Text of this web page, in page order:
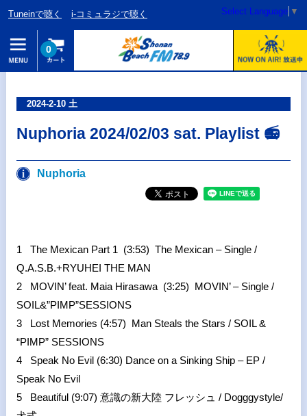
Tuneinで聴く i-コミュラジで聴く Select Language ▼
0
2024-2-10 土
Nuphoria 2024/02/03 sat. Playlist 📻
Nuphoria
1 The Mexican Part 1 (3:53) The Mexican – Single /
Q.A.S.B.+RYUHEI THE MAN
2 MOVIN’ feat. Maia Hirasawa (3:25) MOVIN’ – Single /
SOIL&”PIMP”SESSIONS
3 Lost Memories (4:57) Man Steals the Stars / SOIL &
“PIMP” SESSIONS
4 Speak No Evil (6:30) Dance on a Sinking Ship – EP /
Speak No Evil
5 Beautiful (9:07) 意識の新大陸 フレッシュ / Dogggystyle/